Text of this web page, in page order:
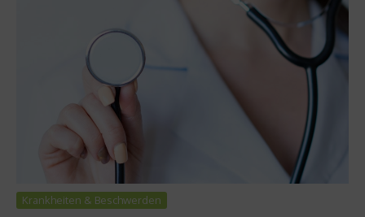
Krankheiten & Beschwerden